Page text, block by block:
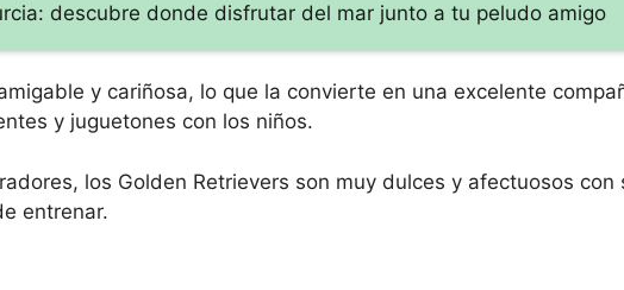
descubre donde disfrutar del mar junto a tu peludo amigo
y cariñosa, lo que la convierte en una excelente
y juguetones con los niños.
los Golden Retrievers son muy dulces y afectuosos con
entrenar.